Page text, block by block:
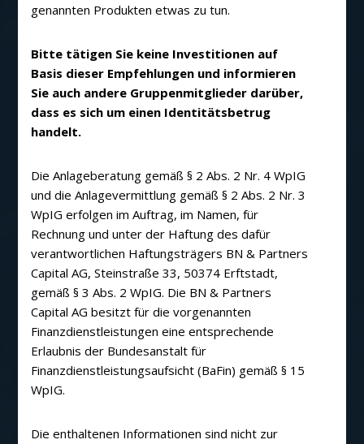
genannten Produkten etwas zu tun.
Bitte tätigen Sie keine Investitionen auf
Basis dieser Empfehlungen und informieren
Sie auch andere Gruppenmitglieder darüber,
dass es sich um einen Identitätsbetrug
handelt.
Die Anlageberatung gemäß § 2 Abs. 2 Nr. 4 WpIG
und die Anlagevermittlung gemäß § 2 Abs. 2 Nr. 3
WpIG erfolgen im Auftrag, im Namen, für
Rechnung und unter der Haftung des dafür
verantwortlichen Haftungsträgers BN & Partners
Capital AG, Steinstraße 33, 50374 Erftstadt,
gemäß § 3 Abs. 2 WpIG. Die BN & Partners
Capital AG besitzt für die vorgenannten
Finanzdienstleistungen eine entsprechende
Erlaubnis der Bundesanstalt für
Finanzdienstleistungsaufsicht (BaFin) gemäß § 15
WpIG.
Die enthaltenen Informationen sind nicht zur